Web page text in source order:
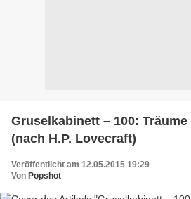
Gruselkabinett – 100:
(nach H.P. Lovecraft)
Veröffentlicht am 12.05.2015 19:29
Von Popshot